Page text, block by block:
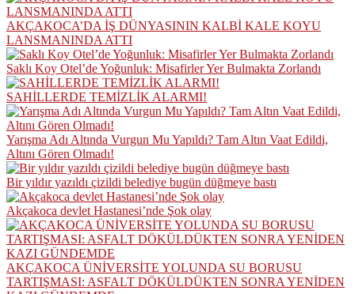
AKÇAKOCA’DA İŞ DÜNYASININ KALBİ KALE KOYU
LANSMANINDA ATTI
Saklı Koy Otel’de Yoğunluk: Misafirler Yer Bulmakta Zorlandı
SAHİLLERDE TEMİZLİK ALARMI!
Yarışma Adı Altında Vurgun Mu Yapıldı? Tam Altın Vaat Edildi,
Altını Gören Olmadı!
Bir yıldır yazıldı çizildi belediye bugün düğmeye bastı
Akçakoca devlet Hastanesi’nde Şok olay
AKÇAKOCA ÜNİVERSİTE YOLUNDA SU BORUSU
TARTIŞMASI: ASFALT DÖKÜLDÜKTEN SONRA YENİDEN